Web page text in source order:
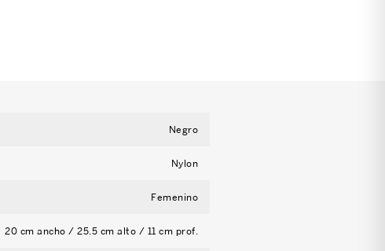
Negro
Nylon
Femenino
20 cm ancho / 25.5 cm alto / 11 cm prof.